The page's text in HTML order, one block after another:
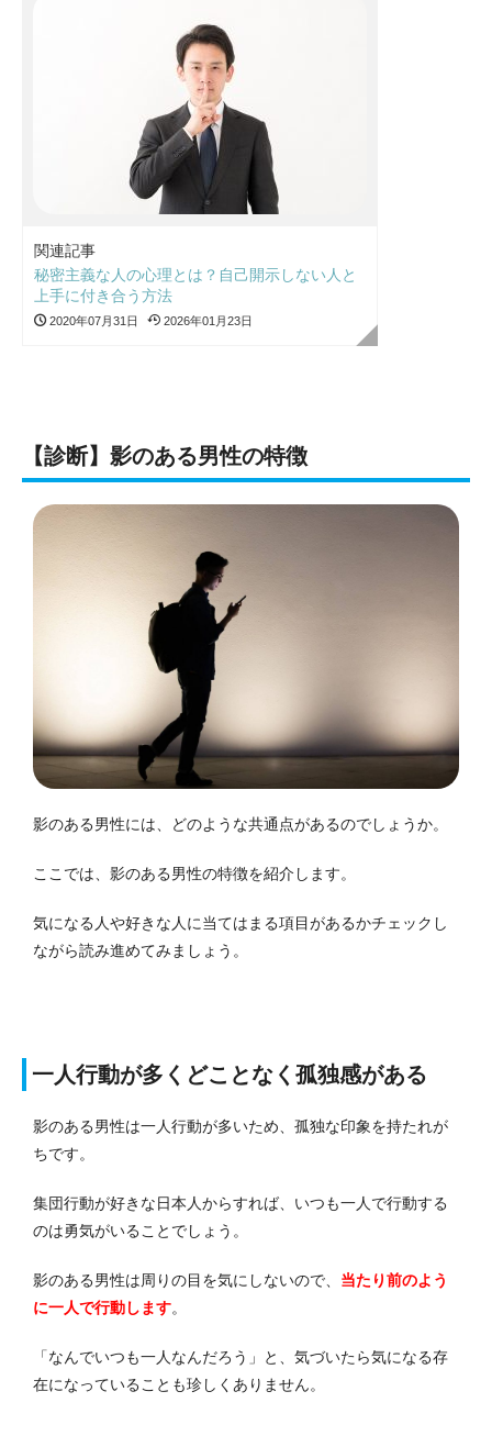
関連記事
秘密主義な人の心理とは？自己開示しない人と
上手に付き合う方法
2020年07月31日 2026年01月23日
【診断】影のある男性の特徴
影のある男性には、どのような共通点があるのでしょうか。
ここでは、影のある男性の特徴を紹介します。
気になる人や好きな人に当てはまる項目があるかチェックし
ながら読み進めてみましょう。
一人行動が多くどことなく孤独感がある
影のある男性は一人行動が多いため、孤独な印象を持たれが
ちです。
集団行動が好きな日本人からすれば、いつも一人で行動する
のは勇気がいることでしょう。
影のある男性は周りの目を気にしないので、 当たり前のよう
に一人で行動します。
「なんでいつも一人なんだろう」と、気づいたら気になる存
在になっていることも珍しくありません。